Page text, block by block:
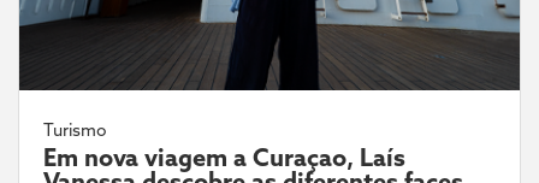
Turismo
Em nova viagem a Curaçao, Laís